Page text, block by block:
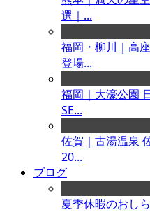
選｜...
福岡・柳川｜高
登場...
福岡｜大濠公園
SE...
佐賀｜古湯温泉
20...
ブログ
夏季休暇のおし